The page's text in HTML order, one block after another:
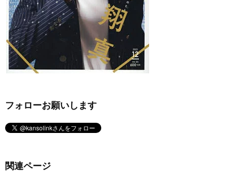
フォローお願いします
関連ページ